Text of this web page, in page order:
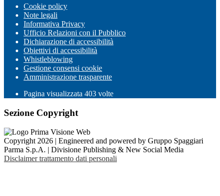
Cookie policy
Note legali
Informativa Privacy
Ufficio Relazioni con il Pubblico
Dichiarazione di accessibilità
Obiettivi di accessibilità
Whistleblowing
Gestione consensi cookie
Amministrazione trasparente
Pagina visualizzata 403 volte
Sezione Copyright
Copyright 2026 | Engineered and powered by Gruppo Spaggiari
Parma S.p.A. | Divisione Publishing & New Social Media
Disclaimer trattamento dati personali